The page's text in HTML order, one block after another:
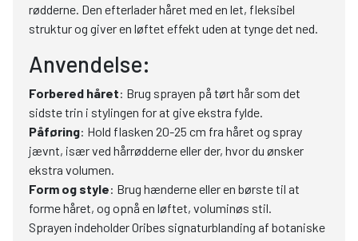
rødderne. Den efterlader håret med en let, fleksibel
struktur og giver en løftet effekt uden at tynge det ned.
Anvendelse:
Forbered håret: Brug sprayen på tørt hår som det
sidste trin i stylingen for at give ekstra fylde.
Påføring: Hold flasken 20-25 cm fra håret og spray
jævnt, især ved hårrødderne eller der, hvor du ønsker
ekstra volumen.
Form og style: Brug hænderne eller en børste til at
forme håret, og opnå en løftet, voluminøs stil.
Sprayen indeholder Oribes signaturblanding af botaniske